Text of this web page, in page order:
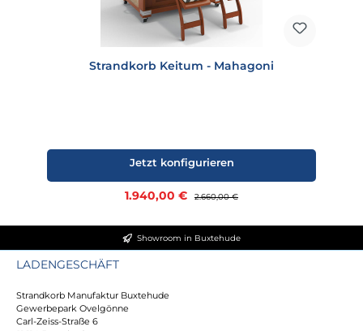
Strandkorb Keitum - Mahagoni
Verkaufspreis:
1.940,00 € Regulärer Preis:
2.660,00 €
Jetzt konfigurieren
Showroom in Buxtehude
LADENGESCHÄFT
Strandkorb Manufaktur Buxtehude
Gewerbepark Ovelgönne
Carl-Zeiss-Straße 6